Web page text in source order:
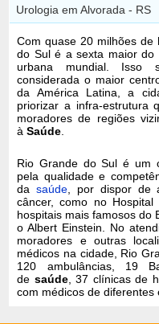
Urologia em Alvorada - RS
Com quase 20 milhões
do Sul é a sexta maior do
urbana mundial. Isso
considerada o maior
da América Latina, a
priorizar a infra-estrutura
moradores de regiões
àSaúde
Rio Grande do Sul é um
pela qualidade e
dasaúde , por dispor de
câncer, como no
hospitais mais famosos do
o Albert Einstein. No
moradores e outras
médicos na cidade, Rio
120 ambulâncias, 19
de saúde, 37 clínicas de
com médicos de diferentes